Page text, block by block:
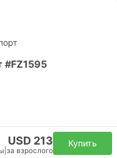
#FZ1595
USD 213
за взрослого
Купить